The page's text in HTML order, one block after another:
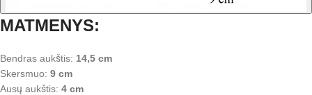
MATMENYS:
Bendras aukštis: 14,5 cm
Skersmuo: 9 cm
Ausų aukštis: 4 cm